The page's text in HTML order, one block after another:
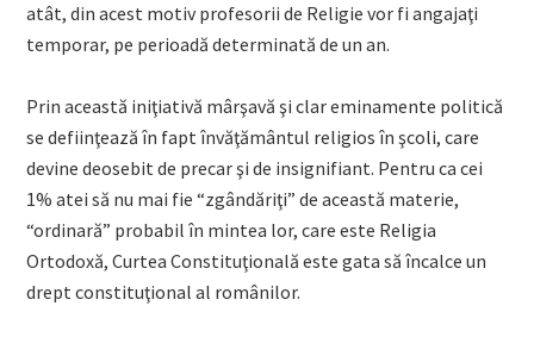
atât, din acest motiv profesorii de Religie vor fi angajaţi
temporar, pe perioadă determinată de un an.
Prin această iniţiativă mârşavă şi clar eminamente politică
se defiinţează în fapt învăţământul religios în şcoli, care
devine deosebit de precar şi de insignifiant. Pentru ca cei
1% atei să nu mai fie “zgândăriţi” de această materie,
“ordinară” probabil în mintea lor, care este Religia
Ortodoxă, Curtea Constituţională este gata să încalce un
drept constituţional al românilor.